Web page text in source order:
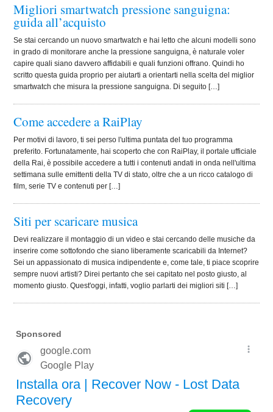
Migliori smartwatch pressione sanguigna:
guida all’acquisto
Se stai cercando un nuovo smartwatch e hai letto che alcuni modelli sono
in grado di monitorare anche la pressione sanguigna, è naturale voler
capire quali siano davvero affidabili e quali funzioni offrano. Quindi ho
scritto questa guida proprio per aiutarti a orientarti nella scelta del miglior
smartwatch che misura la pressione sanguigna. Di seguito […]
Come accedere a RaiPlay
Per motivi di lavoro, ti sei perso l'ultima puntata del tuo programma
preferito. Fortunatamente, hai scoperto che con RaiPlay, il portale ufficiale
della Rai, è possibile accedere a tutti i contenuti andati in onda nell'ultima
settimana sulle emittenti della TV di stato, oltre che a un ricco catalogo di
film, serie TV e contenuti per […]
Siti per scaricare musica
Devi realizzare il montaggio di un video e stai cercando delle musiche da
inserire come sottofondo che siano liberamente scaricabili da Internet?
Sei un appassionato di musica indipendente e, come tale, ti piace scoprire
sempre nuovi artisti? Direi pertanto che sei capitato nel posto giusto, al
momento giusto. Quest'oggi, infatti, voglio parlarti dei migliori siti […]